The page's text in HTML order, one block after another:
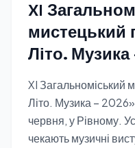
XI
мистецький
Літо.
XI Загальноміський
Літо. Музика – 2026»
червня, у Рівному.
чекають музичні